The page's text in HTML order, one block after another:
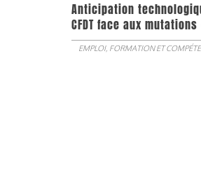
Anticipation
CFDT face aux
EMPLOI, FORMATION ET